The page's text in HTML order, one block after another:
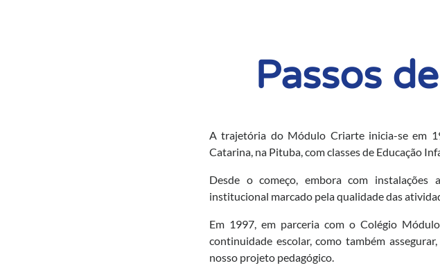
Passos
A trajetória do Módulo Criarte inicia-se em
Catarina, na Pituba, com classes de Educação
Desde o começo, embora com
institucional marcado pela qualidade das
Em 1997, em parceria com o Colégio
continuidade escolar, como também
nosso projeto pedagógico.